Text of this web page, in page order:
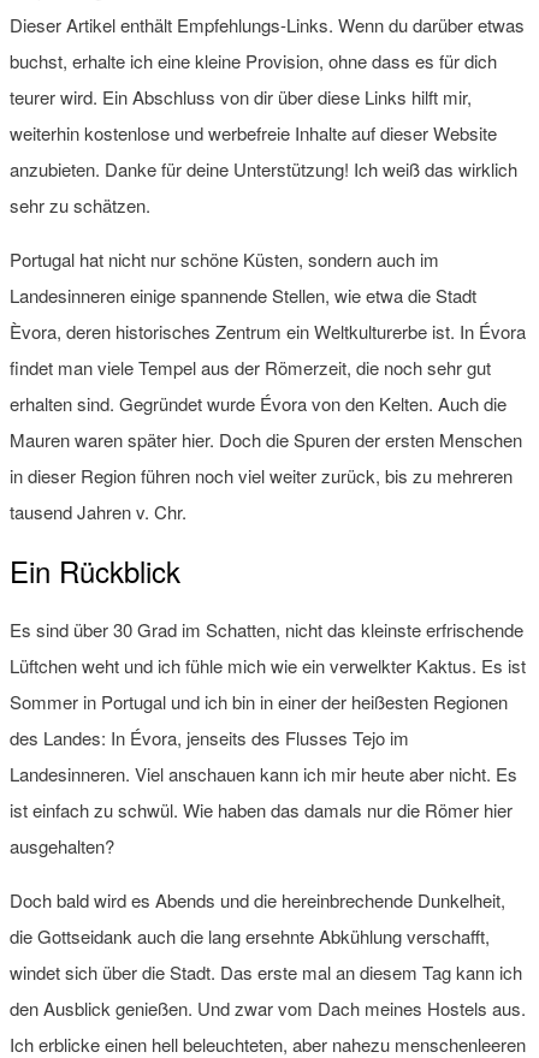
Dieser Artikel enthält Empfehlungs-Links. Wenn du darüber etwas
buchst, erhalte ich eine kleine Provision, ohne dass es für dich
teurer wird. Ein Abschluss von dir über diese Links hilft mir,
weiterhin kostenlose und werbefreie Inhalte auf dieser Website
anzubieten. Danke für deine Unterstützung! Ich weiß das wirklich
sehr zu schätzen.
Portugal hat nicht nur schöne Küsten, sondern auch im
Landesinneren einige spannende Stellen, wie etwa die Stadt
Èvora, deren historisches Zentrum ein Weltkulturerbe ist. In Évora
findet man viele Tempel aus der Römerzeit, die noch sehr gut
erhalten sind. Gegründet wurde Évora von den Kelten. Auch die
Mauren waren später hier. Doch die Spuren der ersten Menschen
in dieser Region führen noch viel weiter zurück, bis zu mehreren
tausend Jahren v. Chr.
Ein Rückblick
Es sind über 30 Grad im Schatten, nicht das kleinste erfrischende
Lüftchen weht und ich fühle mich wie ein verwelkter Kaktus. Es ist
Sommer in Portugal und ich bin in einer der heißesten Regionen
des Landes: In Évora, jenseits des Flusses Tejo im
Landesinneren. Viel anschauen kann ich mir heute aber nicht. Es
ist einfach zu schwül. Wie haben das damals nur die Römer hier
ausgehalten?
Doch bald wird es Abends und die hereinbrechende Dunkelheit,
die Gottseidank auch die lang ersehnte Abkühlung verschafft,
windet sich über die Stadt. Das erste mal an diesem Tag kann ich
den Ausblick genießen. Und zwar vom Dach meines Hostels aus.
Ich erblicke einen hell beleuchteten, aber nahezu menschenleeren